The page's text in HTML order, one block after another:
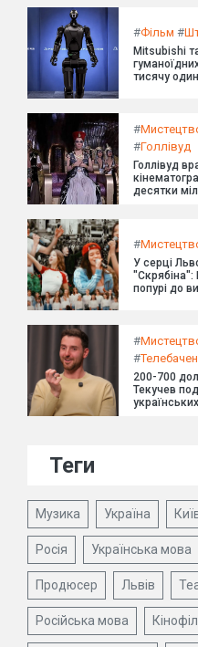
#Фільм #
Mitsubishi
тисячу
#
#Голлівуд
Голлівуд
десятки
#
У серці
"Скрябіна":
попурі до
#
#
200-700
Текучев
Теги
Музика Україна
Росія Українська мова
Продюсер Львів
Російська мова